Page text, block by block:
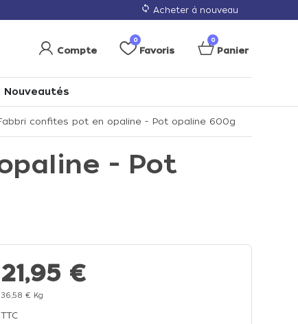
loop Acheter à nouveau
Compte
0
Favoris
0
Panier
Nouveautés
confites pot en opaline - Pot opaline 600g
- Pot
21,95 €
36,58 € Kg
TTC